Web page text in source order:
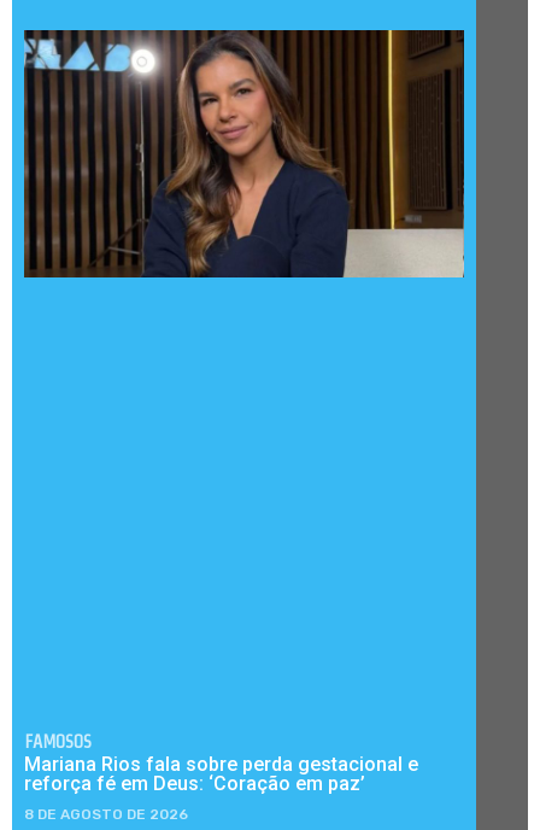
FAMOSOS
Mariana Rios fala sobre perda gestacional e
reforça fé em Deus: ‘Coração em paz’
8 DE AGOSTO DE 2026